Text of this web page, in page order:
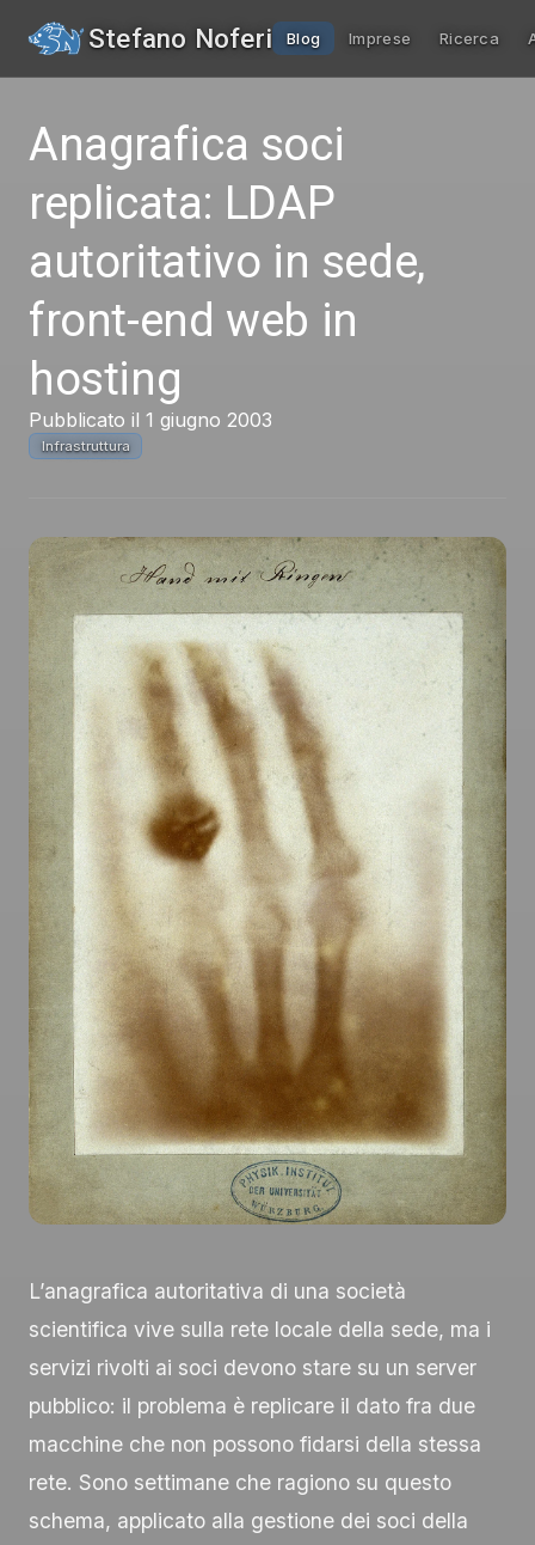
Stefano Noferi Blog Imprese Ricerca
Anagrafica soci
replicata: LDAP
autoritativo in sede,
front-end web in
hosting
Pubblicato il 1 giugno 2003
Infrastruttura
L’anagrafica autoritativa di una società
scientifica vive sulla rete locale della sede, ma i
servizi rivolti ai soci devono stare su un server
pubblico: il problema è replicare il dato fra due
macchine che non possono fidarsi della stessa
rete. Sono settimane che ragiono su questo
schema, applicato alla gestione dei soci della